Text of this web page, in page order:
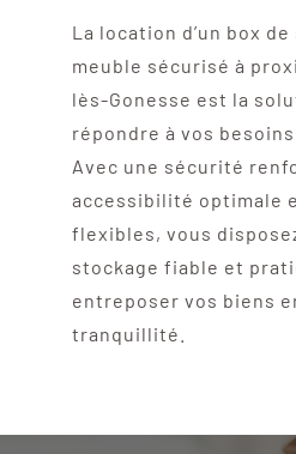
La location d’un box
meuble sécurisé à
lès-Gonesse est la
répondre à vos
Avec une sécurité
accessibilité optimale
flexibles, vous
stockage fiable et
entreposer vos biens
tranquillité.